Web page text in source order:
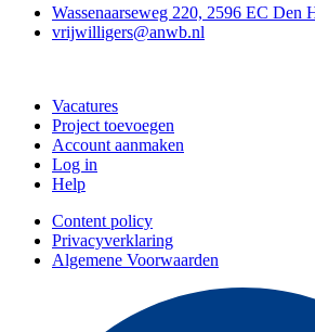
Wassenaarseweg 220, 2596 EC Den
vrijwilligers@anwb.nl
Vacatures
Project toevoegen
Account aanmaken
Log in
Help
Content policy
Privacyverklaring
Algemene Voorwaarden